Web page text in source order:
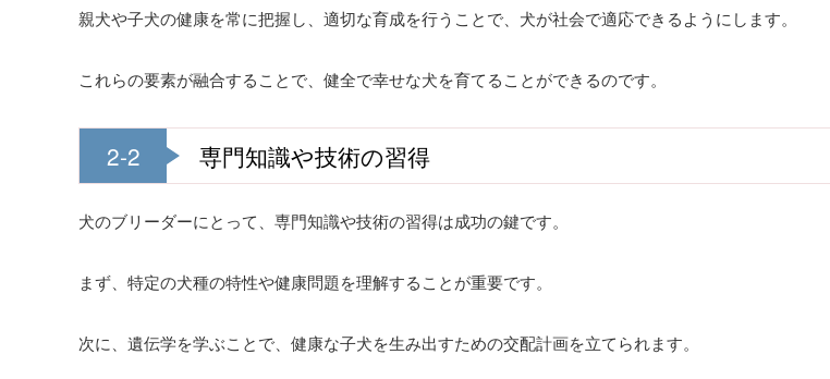
親犬や子犬の健康を常に把握し、適切な育成を行うことで、犬が社会で適応できるようにします。
これらの要素が融合することで、健全で幸せな犬を育てることができるのです。
2-2 専門知識や技術の習得
犬のブリーダーにとって、専門知識や技術の習得は成功の鍵です。
まず、特定の犬種の特性や健康問題を理解することが重要です。
次に、遺伝学を学ぶことで、健康な子犬を生み出すための交配計画を立てられます。